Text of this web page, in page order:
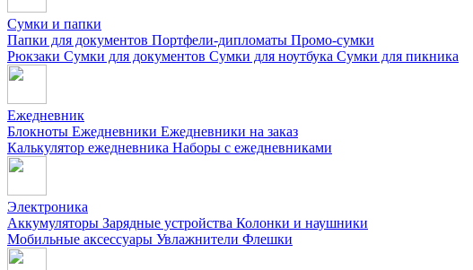
Сумки и папки
Папки для документов Портфели-дипломаты Промо-сумки
Рюкзаки Сумки для документов Сумки для ноутбука Сумки для пикника
Ежедневник
Блокноты Ежедневники Ежедневники на заказ
Калькулятор ежедневника Наборы с ежедневниками
Электроника
Аккумуляторы Зарядные устройства Колонки и наушники
Мобильные аксессуары Увлажнители Флешки